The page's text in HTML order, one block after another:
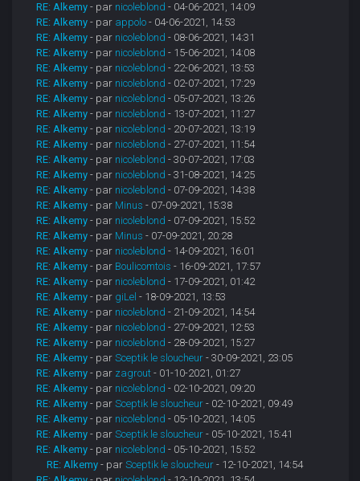
RE: Alkemy - par nicoleblond - 04-06-2021, 14:09
RE: Alkemy - par appolo - 04-06-2021, 14:53
RE: Alkemy - par nicoleblond - 08-06-2021, 14:31
RE: Alkemy - par nicoleblond - 15-06-2021, 14:08
RE: Alkemy - par nicoleblond - 22-06-2021, 13:53
RE: Alkemy - par nicoleblond - 02-07-2021, 17:29
RE: Alkemy - par nicoleblond - 05-07-2021, 13:26
RE: Alkemy - par nicoleblond - 13-07-2021, 11:27
RE: Alkemy - par nicoleblond - 20-07-2021, 13:19
RE: Alkemy - par nicoleblond - 27-07-2021, 11:54
RE: Alkemy - par nicoleblond - 30-07-2021, 17:03
RE: Alkemy - par nicoleblond - 31-08-2021, 14:25
RE: Alkemy - par nicoleblond - 07-09-2021, 14:38
RE: Alkemy - par Minus - 07-09-2021, 15:38
RE: Alkemy - par nicoleblond - 07-09-2021, 15:52
RE: Alkemy - par Minus - 07-09-2021, 20:28
RE: Alkemy - par nicoleblond - 14-09-2021, 16:01
RE: Alkemy - par Boulicomtois - 16-09-2021, 17:57
RE: Alkemy - par nicoleblond - 17-09-2021, 01:42
RE: Alkemy - par giLel - 18-09-2021, 13:53
RE: Alkemy - par nicoleblond - 21-09-2021, 14:54
RE: Alkemy - par nicoleblond - 27-09-2021, 12:53
RE: Alkemy - par nicoleblond - 28-09-2021, 15:27
RE: Alkemy - parSceptik le sloucheur - 30-09-2021, 23:05
RE: Alkemy - par zagrout - 01-10-2021, 01:27
RE: Alkemy - par nicoleblond - 02-10-2021, 09:20
RE: Alkemy - parSceptik le sloucheur - 02-10-2021, 09:49
RE: Alkemy - par nicoleblond - 05-10-2021, 14:05
RE: Alkemy - parSceptik le sloucheur - 05-10-2021, 15:41
RE: Alkemy - par nicoleblond - 05-10-2021, 15:52
RE: Alkemy - parSceptik le sloucheur - 12-10-2021, 14:54